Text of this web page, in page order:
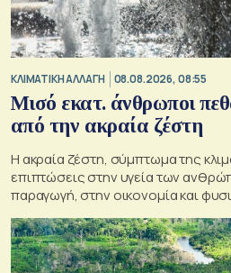
ΚΛΙΜΑΤΙΚΗ ΑΛΛΑΓΗ 08.08.2026, 08:55
Μισό εκατ. άνθρωποι
από την ακραία ζέστη
Η ακραία ζέστη, σύμπτωμα της
επιπτώσεις στην υγεία των
παραγωγή, στην οικονομία και